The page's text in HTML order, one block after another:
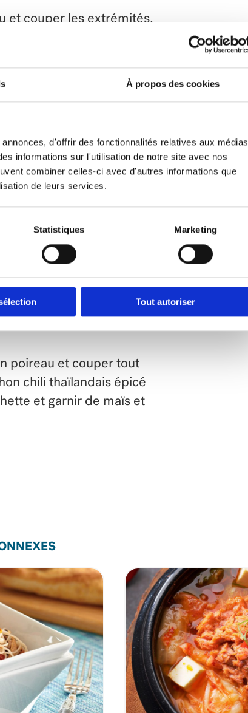
À propos des cookies
d'offrir des fonctionnalités relatives aux médias
informations sur l'utilisation de notre site avec nos
combiner celles-ci avec d'autres informations que
de leurs services.
Statistiques Marketing
Tout autoriser
et couper les extrémités.
les mettre dans de l’eau
– chili thaïlandais
dés, les fèves vertes, le
à feu moyen pendant
bouillon de poulet
pendant deux
poireau et couper tout
chili thaïlandais épicé
et garnir de maïs et